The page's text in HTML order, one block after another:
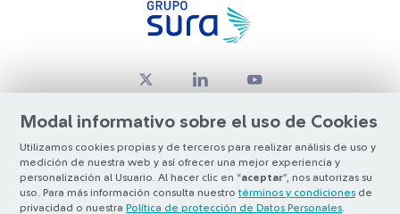
Modal informativo sobre el uso de Cookies
Utilizamos cookies propias y de terceros para realizar análisis de uso y
medición de nuestra web y así ofrecer una mejor experiencia y
personalización al Usuario. Al hacer clic en “aceptar”, nos autorizas su
uso. Para más información consulta nuestro términos y condiciones de
privacidad o nuestra Política de protección de Datos Personales
© Copyright Grupo SURA 2026